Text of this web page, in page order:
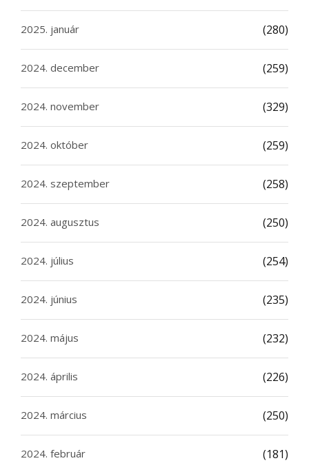
2025. január (280)
2024. december (259)
2024. november (329)
2024. október (259)
2024. szeptember (258)
2024. augusztus (250)
2024. július (254)
2024. június (235)
2024. május (232)
2024. április (226)
2024. március (250)
2024. február (181)